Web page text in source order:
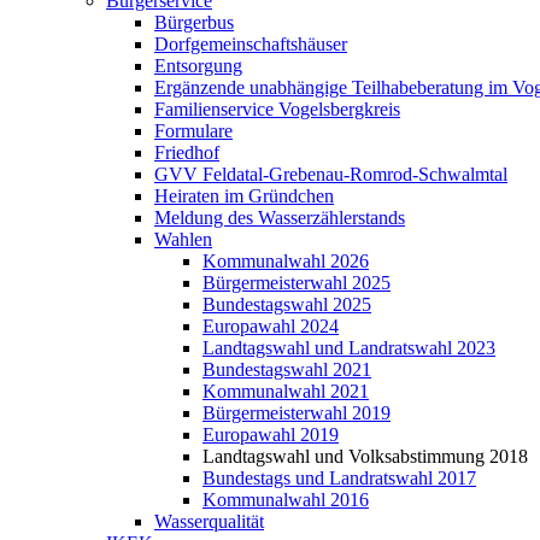
Bürgerbus
Dorfgemeinschaftshäuser
Entsorgung
Ergänzende unabhängige Teilhabeberatung im
Familienservice Vogelsbergkreis
Formulare
Friedhof
GVV Feldatal-Grebenau-Romrod-Schwalmtal
Heiraten im Gründchen
Meldung des Wasserzählerstands
Wahlen
Kommunalwahl 2026
Bürgermeisterwahl 2025
Bundestagswahl 2025
Europawahl 2024
Landtagswahl und Landratswahl 2023
Bundestagswahl 2021
Kommunalwahl 2021
Bürgermeisterwahl 2019
Europawahl 2019
Landtagswahl und Volksabstimmung 2018
Bundestags und Landratswahl 2017
Kommunalwahl 2016
Wasserqualität